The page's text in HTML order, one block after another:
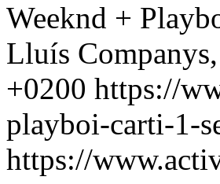
Weeknd +
Lluís
+0200 https://
playboi-carti-1-
https://